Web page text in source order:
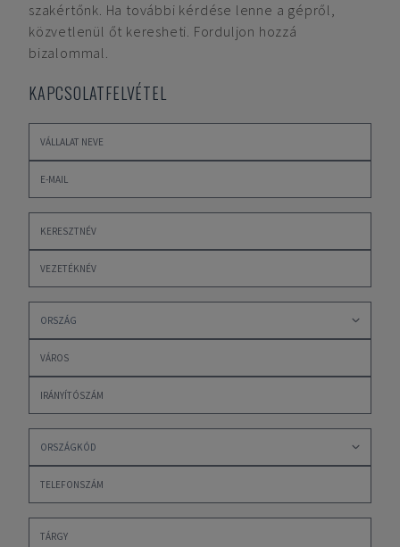
szakértőnk. Ha további kérdése lenne a gépről,
közvetlenül őt keresheti. Forduljon hozzá
bizalommal.
KAPCSOLATFELVÉTEL